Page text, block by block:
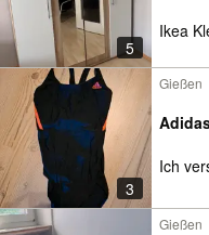
5
Ikea
3
Gießen
Ich
Gießen